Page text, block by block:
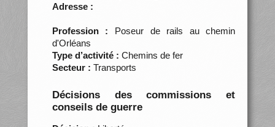
Adresse :
Profession : Poseur de rails au chemin
d'Orléans
Type d’activité : Chemins de fer
Secteur : Transports
Décisions des commissions et
conseils de guerre